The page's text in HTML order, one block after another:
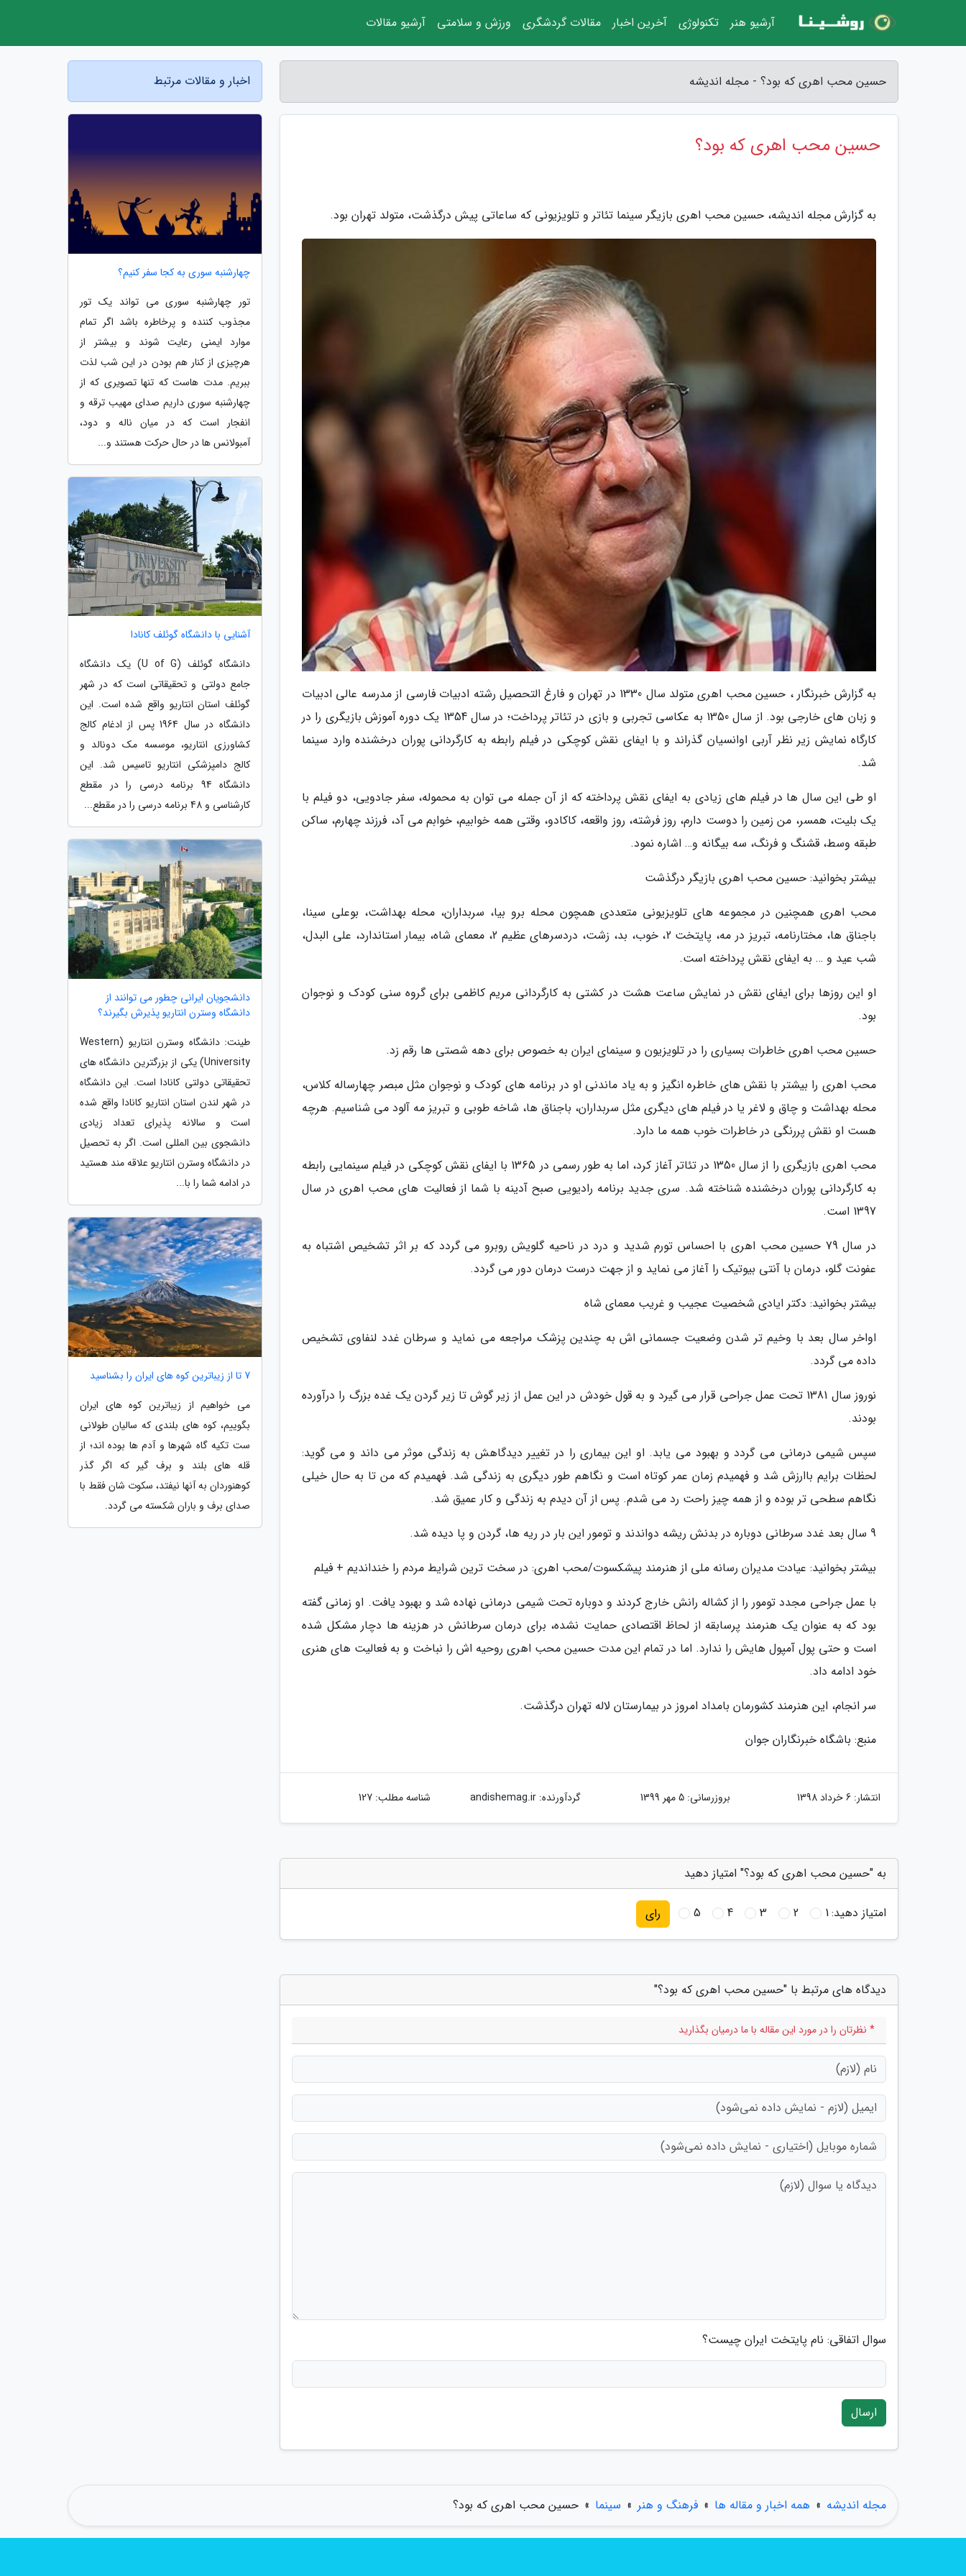
حسین محب اهری که بود؟ - مجله اندیشه
حسین محب اهری که بود؟
به گزارش مجله اندیشه، حسین محب اهری بازیگر سینما تئاتر و تلویزیونی که ساعاتی پیش درگذشت، متولد تهران بود.
به گزارش خبرنگار ، حسین محب اهری متولد سال 1330 در تهران و فارغ التحصیل رشته ادبیات فارسی از مدرسه عالی ادبیات
و زبان های خارجی بود. از سال 1350 به عکاسی تجربی و بازی در تئاتر پرداخت؛ در سال 1354 یک دوره آموزش بازیگری را در
کارگاه نمایش زیر نظر آربی اوانسیان گذراند و با ایفای نقش کوچکی در فیلم رابطه به کارگردانی پوران درخشنده وارد سینما
شد.
او طی این سال ها در فیلم های زیادی به ایفای نقش پرداخته که از آن جمله می توان به محموله، سفر جادویی، دو فیلم با
یک بلیت، همسر، من زمین را دوست دارم، روز فرشته، روز واقعه، کاکادو، وقتی همه خوابیم، خوابم می آد، فرزند چهارم، ساکن
طبقه وسط، قشنگ و فرنگ، سه بیگانه و… اشاره نمود.
بیشتر بخوانید: حسین محب اهری بازیگر درگذشت
محب اهری همچنین در مجموعه های تلویزیونی متعددی همچون محله برو بیا، سربداران، محله بهداشت، بوعلی سینا،
باجناق ها، مختارنامه، تبریز در مه، پایتخت 2، خوب، بد، زشت، دردسرهای عظیم 2، معمای شاه، بیمار استاندارد، علی البدل،
شب عید و … به ایفای نقش پرداخته است.
او این روزها برای ایفای نقش در نمایش ساعت هشت در کشتی به کارگردانی مریم کاظمی برای گروه سنی کودک و نوجوان
بود.
حسین محب اهری خاطرات بسیاری را در تلویزیون و سینمای ایران به خصوص برای دهه شصتی ها رقم زد.
محب اهری را بیشتر با نقش های خاطره انگیز و به یاد ماندنی او در برنامه های کودک و نوجوان مثل مبصر چهارساله کلاس،
محله بهداشت و چاق و لاغر یا در فیلم های دیگری مثل سربداران، باجناق ها، شاخه طوبی و تبریز مه آلود می شناسیم. هرچه
هست او نقش پررنگی در خاطرات خوب همه ما دارد.
محب اهری بازیگری را از سال 1350 در تئاتر آغاز کرد، اما به طور رسمی در 1365 با ایفای نقش کوچکی در فیلم سینمایی رابطه
به کارگردانی پوران درخشنده شناخته شد. سری جدید برنامه رادیویی صبح آدینه با شما از فعالیت های محب اهری در سال
1397 است.
در سال 79 حسین محب اهری با احساس تورم شدید و درد در ناحیه گلویش روبرو می گردد که بر اثر تشخیص اشتباه به
عفونت گلو، درمان با آنتی بیوتیک را آغاز می نماید و از جهت درست درمان دور می گردد.
بیشتر بخوانید: دکتر ایادی شخصیت عجیب و غریب معمای شاه
اواخر سال بعد با وخیم تر شدن وضعیت جسمانی اش به چندین پزشک مراجعه می نماید و سرطان غدد لنفاوی تشخیص
داده می گردد.
نوروز سال 1381 تحت عمل جراحی قرار می گیرد و به قول خودش در این عمل از زیر گوش تا زیر گردن یک غده بزرگ را درآورده
بودند.
سپس شیمی درمانی می گردد و بهبود می یابد. او این بیماری را در تغییر دیدگاهش به زندگی موثر می داند و می گوید:
لحظات برایم باارزش شد و فهمیدم زمان عمر کوتاه است و نگاهم طور دیگری به زندگی شد. فهمیدم که من تا به حال خیلی
نگاهم سطحی تر بوده و از همه چیز راحت رد می شدم. پس از آن دیدم به زندگی و کار عمیق شد.
9 سال بعد غدد سرطانی دوباره در بدنش ریشه دواندند و تومور این بار در ریه ها، گردن و پا دیده شد.
بیشتر بخوانید: عیادت مدیران رسانه ملی از هنرمند پیشکسوت/محب اهری: در سخت ترین شرایط مردم را خنداندیم + فیلم
با عمل جراحی مجدد تومور را از کشاله رانش خارج کردند و دوباره تحت شیمی درمانی نهاده شد و بهبود یافت. او زمانی گفته
بود که به عنوان یک هنرمند پرسابقه از لحاظ اقتصادی حمایت نشده، برای درمان سرطانش در هزینه ها دچار مشکل شده
است و حتی پول آمپول هایش را ندارد. اما در تمام این مدت حسین محب اهری روحیه اش را نباخت و به فعالیت های هنری
خود ادامه داد.
سر انجام، این هنرمند کشورمان بامداد امروز در بیمارستان لاله تهران درگذشت.
منبع: باشگاه خبرنگاران جوان
انتشار: 6 خرداد 1398 بروزرسانی: 5 مهر 1399 گردآورنده:andishemag.ir شناسه مطلب: 127
به "حسین محب اهری که بود؟" امتیاز دهید
امتیاز دهید:1
2
3
4
5 رای
دیدگاه های مرتبط با "حسین محب اهری که بود؟"
* نظرتان را در مورد این مقاله با ما درمیان بگذارید
سوال اتفاقی: نام پایتخت ایران چیست؟
ارسال
اخبار و مقالات مرتبط
چهارشنبه سوری به کجا سفر کنیم؟
تور چهارشنبه سوری می تواند یک تور
مجذوب کننده و پرخاطره باشد اگر تمام
موارد ایمنی رعایت شوند و بیشتر از
هرچیزی از کنار هم بودن در این شب لذت
ببریم. مدت هاست که تنها تصویری که از
چهارشنبه سوری داریم صدای مهیب ترقه و
انفجار است که در میان ناله و دود،
آمبولانس ها در حال حرکت هستند و...
آشنایی با دانشگاه گوئلف کانادا
دانشگاه گوئلف (U of G) یک دانشگاه
جامع دولتی و تحقیقاتی است که در شهر
گوئلف استان انتاریو واقع شده است. این
دانشگاه در سال 1964 پس از ادغام کالج
کشاورزی انتاریو، موسسه مک دونالد و
کالج دامپزشکی انتاریو تاسیس شد. این
دانشگاه 94 برنامه درسی را در مقطع
کارشناسی و 48 برنامه درسی را در مقطع...
دانشجویان ایرانی چطور می توانند از
دانشگاه وسترن انتاریو پذیرش بگیرند؟
طینت: دانشگاه وسترن انتاریو (Western
University) یکی از بزرگترین دانشگاه های
تحقیقاتی دولتی کانادا است. این دانشگاه
در شهر لندن استان انتاریو کانادا واقع شده
است و سالانه پذیرای تعداد زیادی
دانشجوی بین المللی است. اگر به تحصیل
در دانشگاه وسترن انتاریو علاقه مند هستید
در ادامه شما را با...
7 تا از زیباترین کوه های ایران را بشناسید
می خواهیم از زیباترین کوه های ایران
بگوییم، کوه های بلندی که سالیان طولانی
ست تکیه گاه شهرها و آدم ها بوده اند؛ از
قله های بلند و برف گیر که اگر گذر
کوهنوردان به آنها نیفتد، سکوت شان فقط با
صدای برف و باران شکسته می گردد.
مجله اندیشه » همه اخبار و مقاله ها » فرهنگ و هنر » سینما » حسین محب اهری که بود؟
آرشیو هنر تکنولوژی آخرین اخبار مقالات گردشگری ورزش و سلامتی آرشیو مقالات